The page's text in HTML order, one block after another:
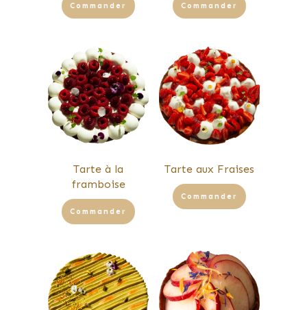
Commander Commander
Tarte à la
framboise
Commander
Tarte aux Fraises
Commander